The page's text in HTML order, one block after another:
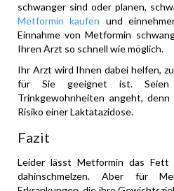
schwanger sind oder planen,
Metformin kaufen und
Einnahme von Metformin
Ihren Arzt so schnell wie möglich.
Ihr Arzt wird Ihnen dabei helfen,
für Sie geeignet ist.
Trinkgewohnheiten angeht,
Risiko einer Laktatazidose.
Fazit
Leider lässt Metformin das Fett
dahinschmelzen. Aber für